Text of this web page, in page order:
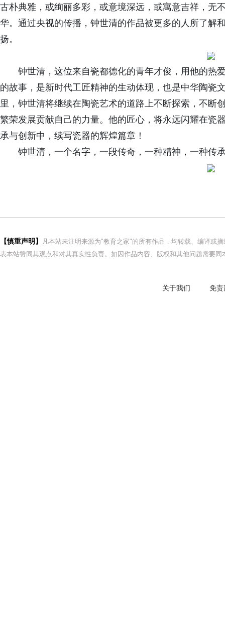
古朴典雅，或绚丽多彩，或意境深远，或寓意吉祥，无
华。通过央视的传播，钟世清的作品被更多的人所了解
扬。
钟世清，这位来自瓷都德化的青年才俊，用他的热
的故事，是新时代工匠精神的生动体现，也是中华陶瓷
里，钟世清将继续在陶瓷艺术的道路上不断探索，不断
繁荣发展贡献自己的力量。他的匠心，将永远闪耀在瓷
承与创新中，续写瓷器的辉煌篇章！
钟世清，一个名字，一段传奇，一种精神，一种
【慎重声明】
凡本站未注明来源为"教育之家"的所有作品，均转载、编译或
表本站赞同其观点和对其真实性负责。如因作品内容、版权和其他问题需要
关于我们 免责